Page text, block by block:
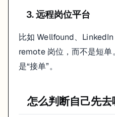
3. 远程岗位平台
比如 Wellfound、
remote 岗位，而不是短单
是“接单”。
怎么判断自己先去